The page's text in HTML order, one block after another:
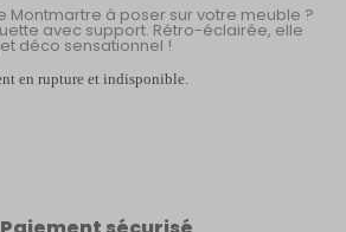
Montmartre à poser sur votre meuble ?
avec support. Rétro-éclairée, elle
déco sensationnel !
en rupture et indisponible.